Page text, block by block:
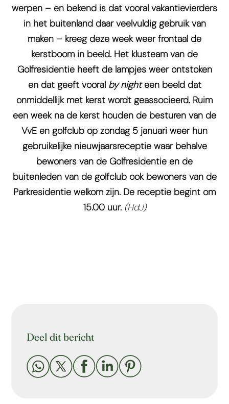
werpen – en bekend is dat vooral vakantievierders
in het buitenland daar veelvuldig gebruik van
maken – kreeg deze week weer frontaal de
kerstboom in beeld. Het klusteam van de
Golfresidentie heeft de lampjes weer ontstoken
en dat geeft vooral by nighteen beeld dat
onmiddellijk met kerst wordt geassocieerd. Ruim
een week na de kerst houden de besturen van de
VvE en golfclub op zondag 5 januari weer hun
gebruikelijke nieuwjaarsreceptie waar behalve
bewoners van de Golfresidentie en de
buitenleden van de golfclub ook bewoners van de
Parkresidentie welkom zijn. De receptie begint om
15.00 uur. (HdJ)
Deel dit bericht
    